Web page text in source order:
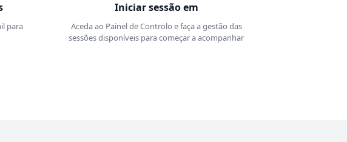
para
Iniciar sessão em
Aceda ao Painel de Controlo e faça a gestão das
sessões disponíveis para começar a acompanhar